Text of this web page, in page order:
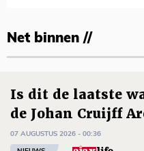
Net binnen //
Is dit de laatste
de Johan Cruijff
07 AUGUSTUS 2026 - 00:36